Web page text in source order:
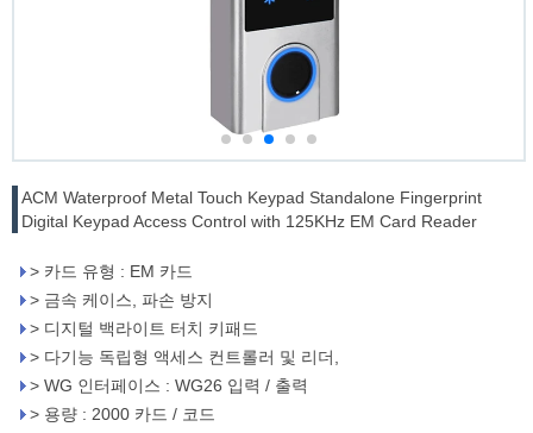
ACM Waterproof Metal Touch Keypad Standalone Fingerprint
Digital Keypad Access Control with 125KHz EM Card Reader
> 카드 유형 : EM 카드
> 금속 케이스, 파손 방지
> 디지털 백라이트 터치 키패드
> 다기능 독립형 액세스 컨트롤러 및 리더,
> WG 인터페이스 : WG26 입력 / 출력
> 용량 : 2000 카드 / 코드